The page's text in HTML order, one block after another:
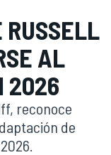
RUSSELL
AL
2026
reconoce
de